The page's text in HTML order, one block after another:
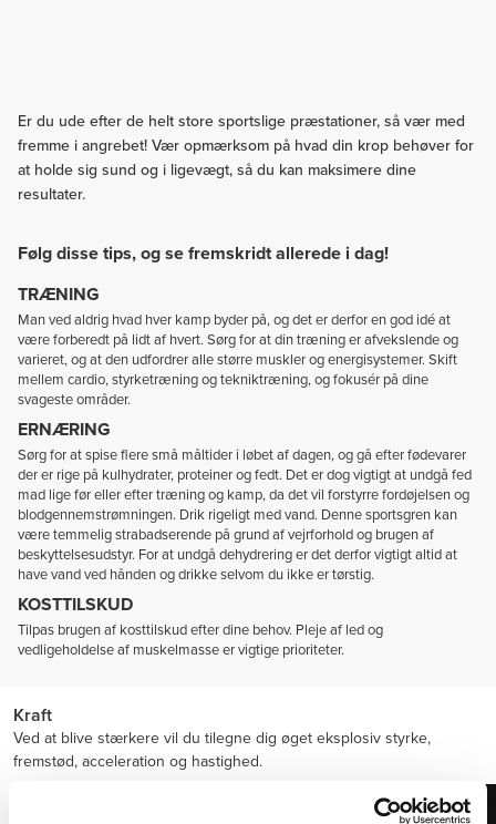
Er du ude efter de helt store sportslige præstationer, så vær med
fremme i angrebet! Vær opmærksom på hvad din krop behøver for
at holde sig sund og i ligevægt, så du kan maksimere dine
resultater.
Følg disse tips, og se fremskridt allerede i dag!
TRÆNING
Man ved aldrig hvad hver kamp byder på, og det er derfor en god idé at
være forberedt på lidt af hvert. Sørg for at din træning er afvekslende og
varieret, og at den udfordrer alle større muskler og energisystemer. Skift
mellem cardio, styrketræning og tekniktræning, og fokusér på dine
svageste områder.
ERNÆRING
Sørg for at spise flere små måltider i løbet af dagen, og gå efter fødevarer
der er rige på kulhydrater, proteiner og fedt. Det er dog vigtigt at undgå fed
mad lige før eller efter træning og kamp, da det vil forstyrre fordøjelsen og
blodgennemstrømningen. Drik rigeligt med vand. Denne sportsgren kan
være temmelig strabadserende på grund af vejrforhold og brugen af
beskyttelsesudstyr. For at undgå dehydrering er det derfor vigtigt altid at
have vand ved hånden og drikke selvom du ikke er tørstig.
KOSTTILSKUD
Tilpas brugen af kosttilskud efter dine behov. Pleje af led og
vedligeholdelse af muskelmasse er vigtige prioriteter.
Kraft
Ved at blive stærkere vil du tilegne dig øget eksplosiv styrke,
fremstød, acceleration og hastighed.